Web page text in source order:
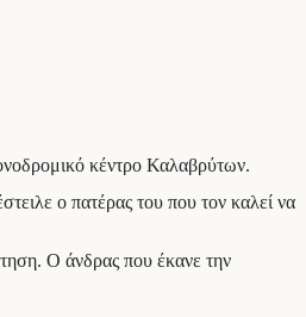
κέντρο Καλαβρύτων.
ο πατέρας του που τον καλεί να
Ο άνδρας που έκανε την